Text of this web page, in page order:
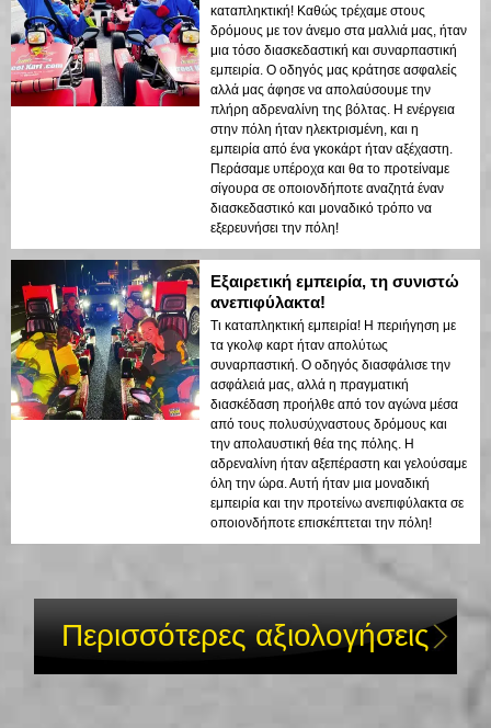
καταπληκτική! Καθώς τρέχαμε στους
δρόμους με τον άνεμο στα μαλλιά μας, ήταν
μια τόσο διασκεδαστική και συναρπαστική
εμπειρία. Ο οδηγός μας κράτησε ασφαλείς
αλλά μας άφησε να απολαύσουμε την
πλήρη αδρεναλίνη της βόλτας. Η ενέργεια
στην πόλη ήταν ηλεκτρισμένη, και η
εμπειρία από ένα γκοκάρτ ήταν αξέχαστη.
Περάσαμε υπέροχα και θα το προτείναμε
σίγουρα σε οποιονδήποτε αναζητά έναν
διασκεδαστικό και μοναδικό τρόπο να
εξερευνήσει την πόλη!
Εξαιρετική εμπειρία, τη συνιστώ
ανεπιφύλακτα!
Τι καταπληκτική εμπειρία! Η περιήγηση με
τα γκολφ καρτ ήταν απολύτως
συναρπαστική. Ο οδηγός διασφάλισε την
ασφάλειά μας, αλλά η πραγματική
διασκέδαση προήλθε από τον αγώνα μέσα
από τους πολυσύχναστους δρόμους και
την απολαυστική θέα της πόλης. Η
αδρεναλίνη ήταν αξεπέραστη και γελούσαμε
όλη την ώρα. Αυτή ήταν μια μοναδική
εμπειρία και την προτείνω ανεπιφύλακτα σε
οποιονδήποτε επισκέπτεται την πόλη!
Περισσότερες αξιολογήσεις